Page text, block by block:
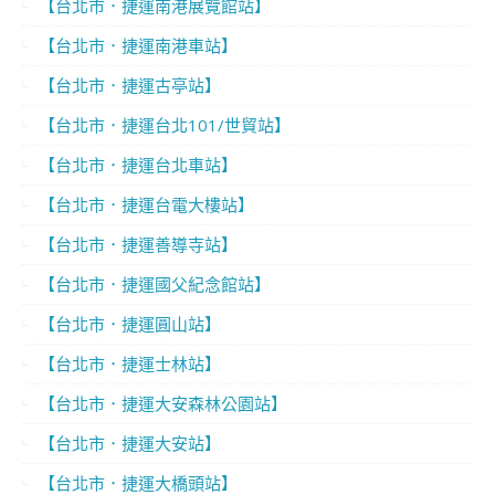
【台北市．捷運南港展覽館站】
【台北市．捷運南港車站】
【台北市．捷運古亭站】
【台北市．捷運台北101/世貿站】
【台北市．捷運台北車站】
【台北市．捷運台電大樓站】
【台北市．捷運善導寺站】
【台北市．捷運國父紀念館站】
【台北市．捷運圓山站】
【台北市．捷運士林站】
【台北市．捷運大安森林公園站】
【台北市．捷運大安站】
【台北市．捷運大橋頭站】